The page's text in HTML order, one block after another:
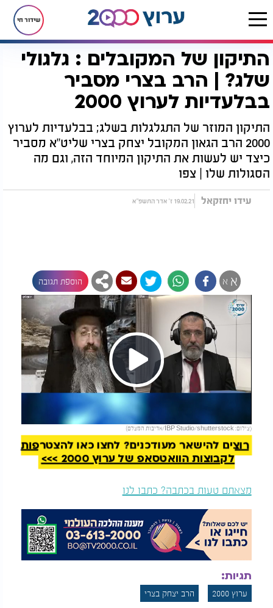
שידור חי
דף הבית יהדות מיסטיקה וקבלה התיקון של המקובלים : גלגולי שלג? | הרב בצרי מסביר בבלעדיות לערוץ 2000
התיקון של המקובלים : גלגולי
שלג? | הרב בצרי מסביר
בבלעדיות לערוץ 2000
התיקון המוזר של התגלגלות בשלג; בבלעדיות לערוץ
2000 הרב הגאון המקובל יצחק בצרי שליט"א מסביר
כיצד יש לעשות את התיקון המיוחד הזה, וגם מה
הסגולות שלו | צפו
עידו יחזקאל 19.02.21 ז' אדר התשפ"א
א א הוספת תגובה
Play
Video
(צילום: IBP Studio/shutterstock/אדיבות המצלם)
להמשך קריאה
רוצים להישאר מעודכנים? לחצו כאן להצטרפות
לקבוצות הוואטסאפ של ערוץ 2000 >>>
מצאתם טעות בכתבה? כתבו לנו
תגיות:
ערוץ 2000 הרב יצחק בצרי